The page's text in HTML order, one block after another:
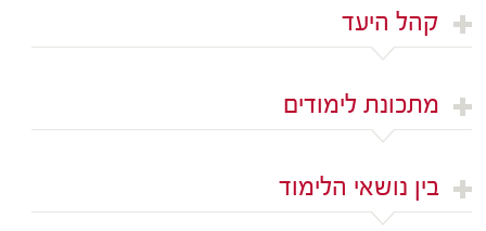
קהל היעד
מתכונת לימודים
בין נושאי הלימוד